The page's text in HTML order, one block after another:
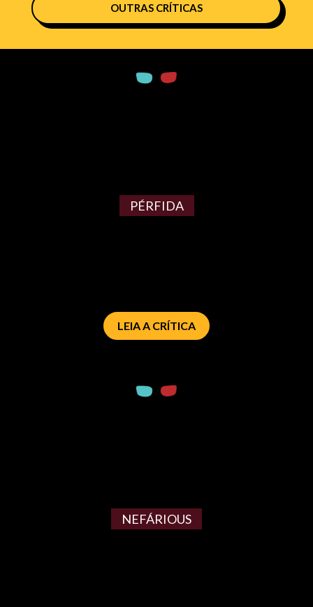
OUTRAS CRÍTICAS
PÉRFIDA
LEIA A CRÍTICA
NEFÁRIOUS